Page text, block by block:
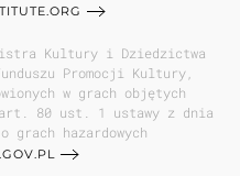
Kultury i Dziedzictwa
Promocji Kultury,
w grach objętych
art. 80 ust. 1 ustawy z dnia
hazardowych